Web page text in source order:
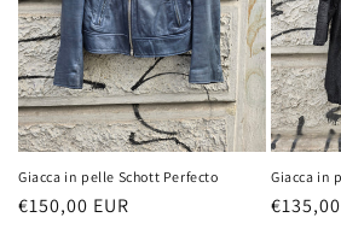
Giacca in pelle Schott Perfecto
Prezzo
€150,00 EUR
Giacca in
Prezzo